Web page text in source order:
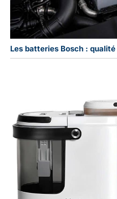
Les batteries Bosch :